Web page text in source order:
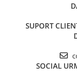
SUPORT
SOCIAL